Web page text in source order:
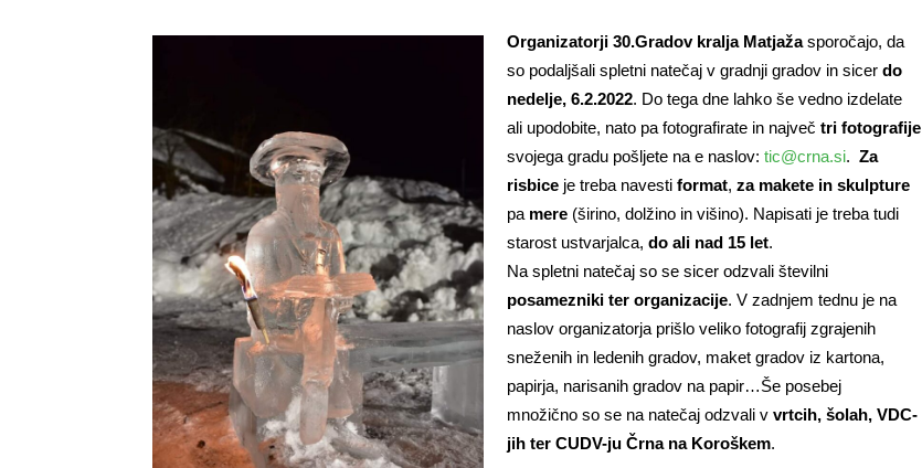
Organizatorji 30.Gradov kralja Matjažasporočajo, da
so podaljšali spletni natečaj v gradnji gradov in sicer do
nedelje, 6.2.2022. Do tega dne lahko še vedno izdelate
ali upodobite, nato pa fotografirate in največ tri fotografije
svojega gradu pošljete na e naslov: tic@crna.si. Za
risbice je treba navesti format, za makete in skulpture
pa mere (širino, dolžino in višino). Napisati je treba tudi
starost ustvarjalca, do ali nad 15 let.
Na spletni natečaj so se sicer odzvali številni
posamezniki ter organizacije. V zadnjem tednu je na
naslov organizatorja prišlo veliko fotografij zgrajenih
sneženih in ledenih gradov, maket gradov iz kartona,
papirja, narisanih gradov na papir…Še posebej
množično so se na natečaj odzvali v vrtcih, šolah, VDC-
jih ter CUDV-ju Črna na Koroškem.